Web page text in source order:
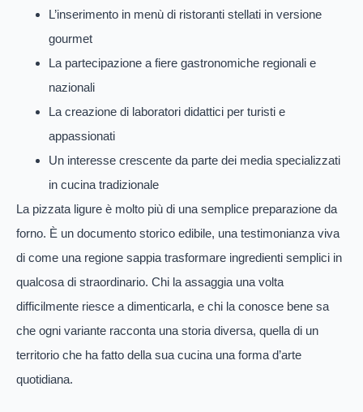
L’inserimento in menù di ristoranti stellati in versione
gourmet
La partecipazione a fiere gastronomiche regionali e
nazionali
La creazione di laboratori didattici per turisti e
appassionati
Un interesse crescente da parte dei media specializzati
in cucina tradizionale
La pizzata ligure è molto più di una semplice preparazione da
forno. È un documento storico edibile, una testimonianza viva
di come una regione sappia trasformare ingredienti semplici in
qualcosa di straordinario. Chi la assaggia una volta
difficilmente riesce a dimenticarla, e chi la conosce bene sa
che ogni variante racconta una storia diversa, quella di un
territorio che ha fatto della sua cucina una forma d’arte
quotidiana.